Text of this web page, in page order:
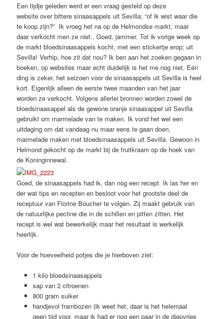
Een tijdje geleden werd er een vraag gesteld op deze
website over bittere sinaasappels uit Sevilla; “of ik wist waar die
te koop zijn?” Ik vroeg het na op de Helmondse markt, maar
daar verkocht men ze niet.. Goed, jammer. Tot ik vorige week op
de markt bloedsinaasappels kocht, met een stickertje erop; uit
Sevilla! Verhip, hoe zit dat nou? Ik ben aan het zoeken gegaan in
boeken, op websites maar echt duidelijk is het me nog niet. Eén
ding is zeker, het seizoen voor de sinaasappels uit Sevilla is heel
kort. Eigenlijk alleen de eerste twee maanden van het jaar
worden ze verkocht. Volgens allerlei bronnen worden zowel de
bloedsinaasappel als de gewone oranje sinaasappel uit Sevilla
gebruikt om marmelade van te maken. Ik vond het wel een
uitdaging om dat vandaag nu maar eens te gaan doen,
marmelade maken met bloedsinaasappels uit Sevilla. Gewoon in
Helmond gekocht op de markt bij de fruitkraam op de hoek van
de Koninginnewal.
Goed, de sinaasappels had ik, dan nog een recept. Ik las her en
der wat tips en recepten en besloot voor het grootste deel de
receptuur van Florine Boucher te volgen. Zij maakt gebruik van
de natuurlijke pectine die in de schillen en pitten zitten. Het
recept is wel wat bewerkelijk maar het resultaat is werkelijk
heerlijk.
Voor de hoeveelheid potjes die je hierboven ziet:
1 kilo bloedsinaasappels
sap van 2 citroenen
800 gram suiker
handjevol frambozen (ik weet het, daar is het helemaal
geen tijd voor, maar ik had er nog een paar in de diepvries